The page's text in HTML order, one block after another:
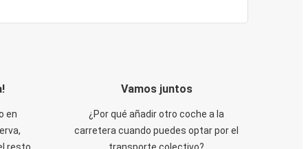
en
Vamos juntos
¿Por qué añadir otro coche a la
carretera cuando puedes optar por el